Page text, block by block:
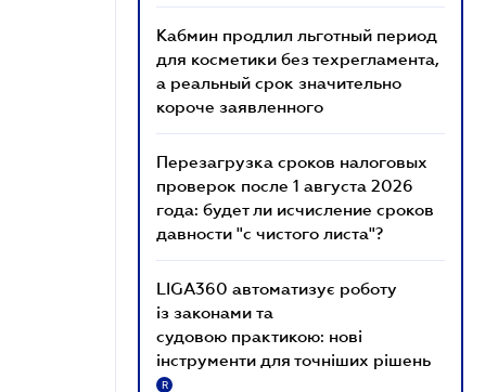
Кабмин продлил льготный период
для косметики без техрегламента,
а реальный срок значительно
короче заявленного
Перезагрузка сроков налоговых
проверок после 1 августа 2026
года: будет ли исчисление сроков
давности "с чистого листа"?
LIGA360 автоматизує роботу
із законами та
судовою практикою: нові
інструменти для точніших рішень
R